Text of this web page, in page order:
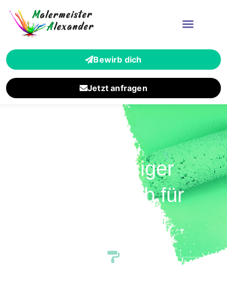
Bewirb dich
Jetzt anfragen
Zuverlässiger
Malerbetrieb für